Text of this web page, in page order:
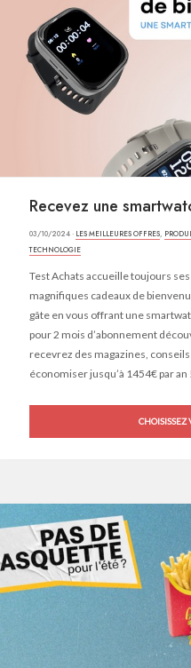
Recevez une
03/10/2024 · LES MEILLEURES OFFRES,
TECHNOLOGIE
Test Achats accueille toujours
magnifiques cadeaux de
gâte en vous offrant une
pour 2 mois d’abonnement
recevrez des magazines,
économiser jusqu’à 1454€ par an
CHOISISSEZ